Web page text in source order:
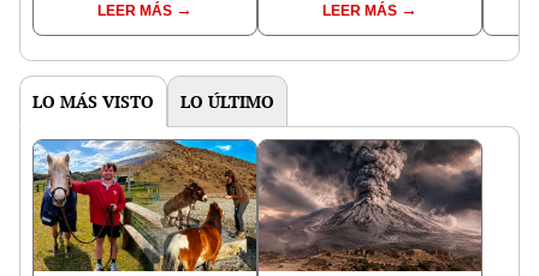
reintroducción de un
asno salvaje está
en un paisaje con más
LEER MÁS
encontrarlo: el hallazgo
podría cambiar todo lo
pasado
LEER MÁS
LO MÁS VISTO LO ÚLTIMO